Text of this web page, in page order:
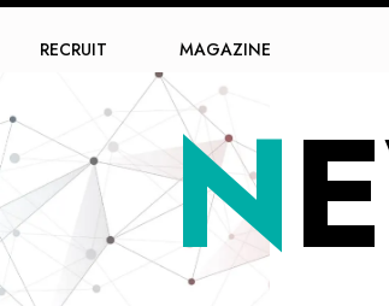
RECRUIT MAGAZINE
N